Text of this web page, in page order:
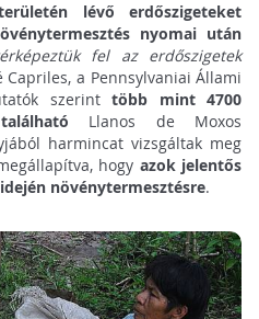
lévő erdőszigeteket
nyomai után
fel az erdőszigetek
a Pennsylvaniai Állami
szerinttöbb mint 4700
Llanos de Moxos
harmincat vizsgáltak meg
hogy azok jelentős
növénytermesztésre.